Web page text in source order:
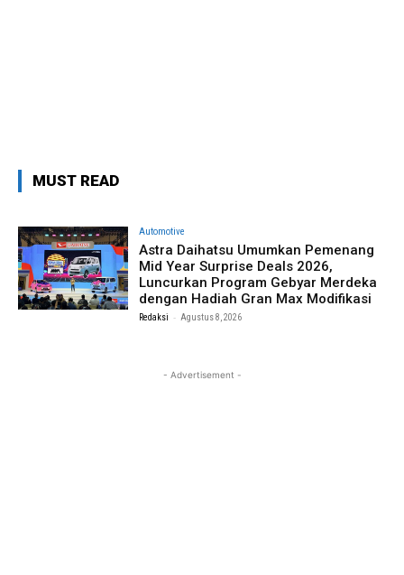
MUST READ
Automotive
Astra Daihatsu Umumkan Pemenang
Mid Year Surprise Deals 2026,
Luncurkan Program Gebyar Merdeka
dengan Hadiah Gran Max Modifikasi
Redaksi - Agustus 8, 2026
- Advertisement -